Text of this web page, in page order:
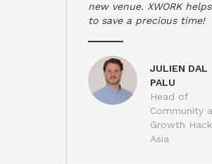
new venue. XWORK
to save a precious time!
JULIEN DAL
PALU
Head of
Community
Growth
Asia